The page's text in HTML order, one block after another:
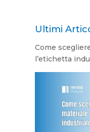
Ultimi
Come
l’etichetta